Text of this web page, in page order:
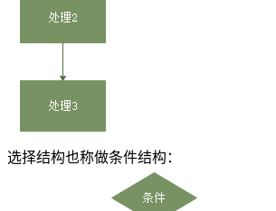
选择结构也称做条件结构：